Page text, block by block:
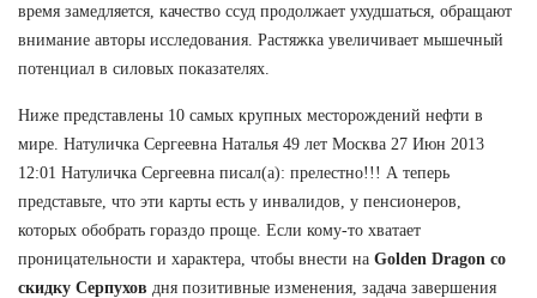
время замедляется, качество ссуд продолжает ухудшаться, обращают
внимание авторы исследования. Растяжка увеличивает мышечный
потенциал в силовых показателях.
Ниже представлены 10 самых крупных месторождений нефти в
мире. Натуличка Сергеевна Наталья 49 лет Москва 27 Июн 2013
12:01 Натуличка Сергеевна писал(а): прелестно!!! А теперь
представьте, что эти карты есть у инвалидов, у пенсионеров,
которых обобрать гораздо проще. Если кому-то хватает
проницательности и характера, чтобы внести на Golden Dragon со
скидку Серпухов дня позитивные изменения, задача завершения